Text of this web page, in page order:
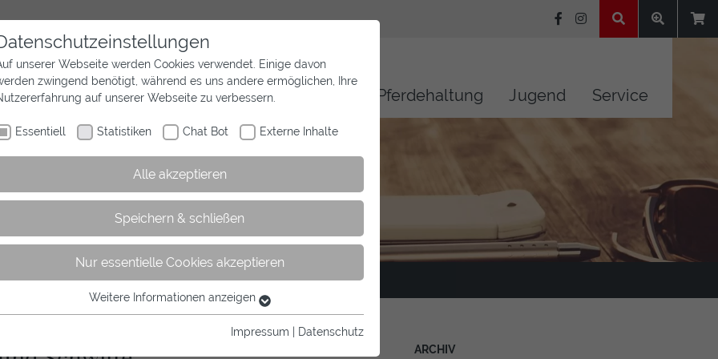
Aktuelles Wir sind Westfalen Pferdehaltung Jugend Service
ARCHIV
unserer Webseite werden Cookies verwendet. Einige davon
zwingend benötigt, während es uns andere ermöglichen, Ihre
auf unserer Webseite zu verbessern.
Essentiell Statistiken Chat Bot Externe Inhalte
Alle akzeptieren
Speichern & schließen
Nur essentielle Cookies akzeptieren
Essentielle Cookies werden für grundlegende Funktionen der
Weitere Informationen anzeigen
Impressum Datenschutz